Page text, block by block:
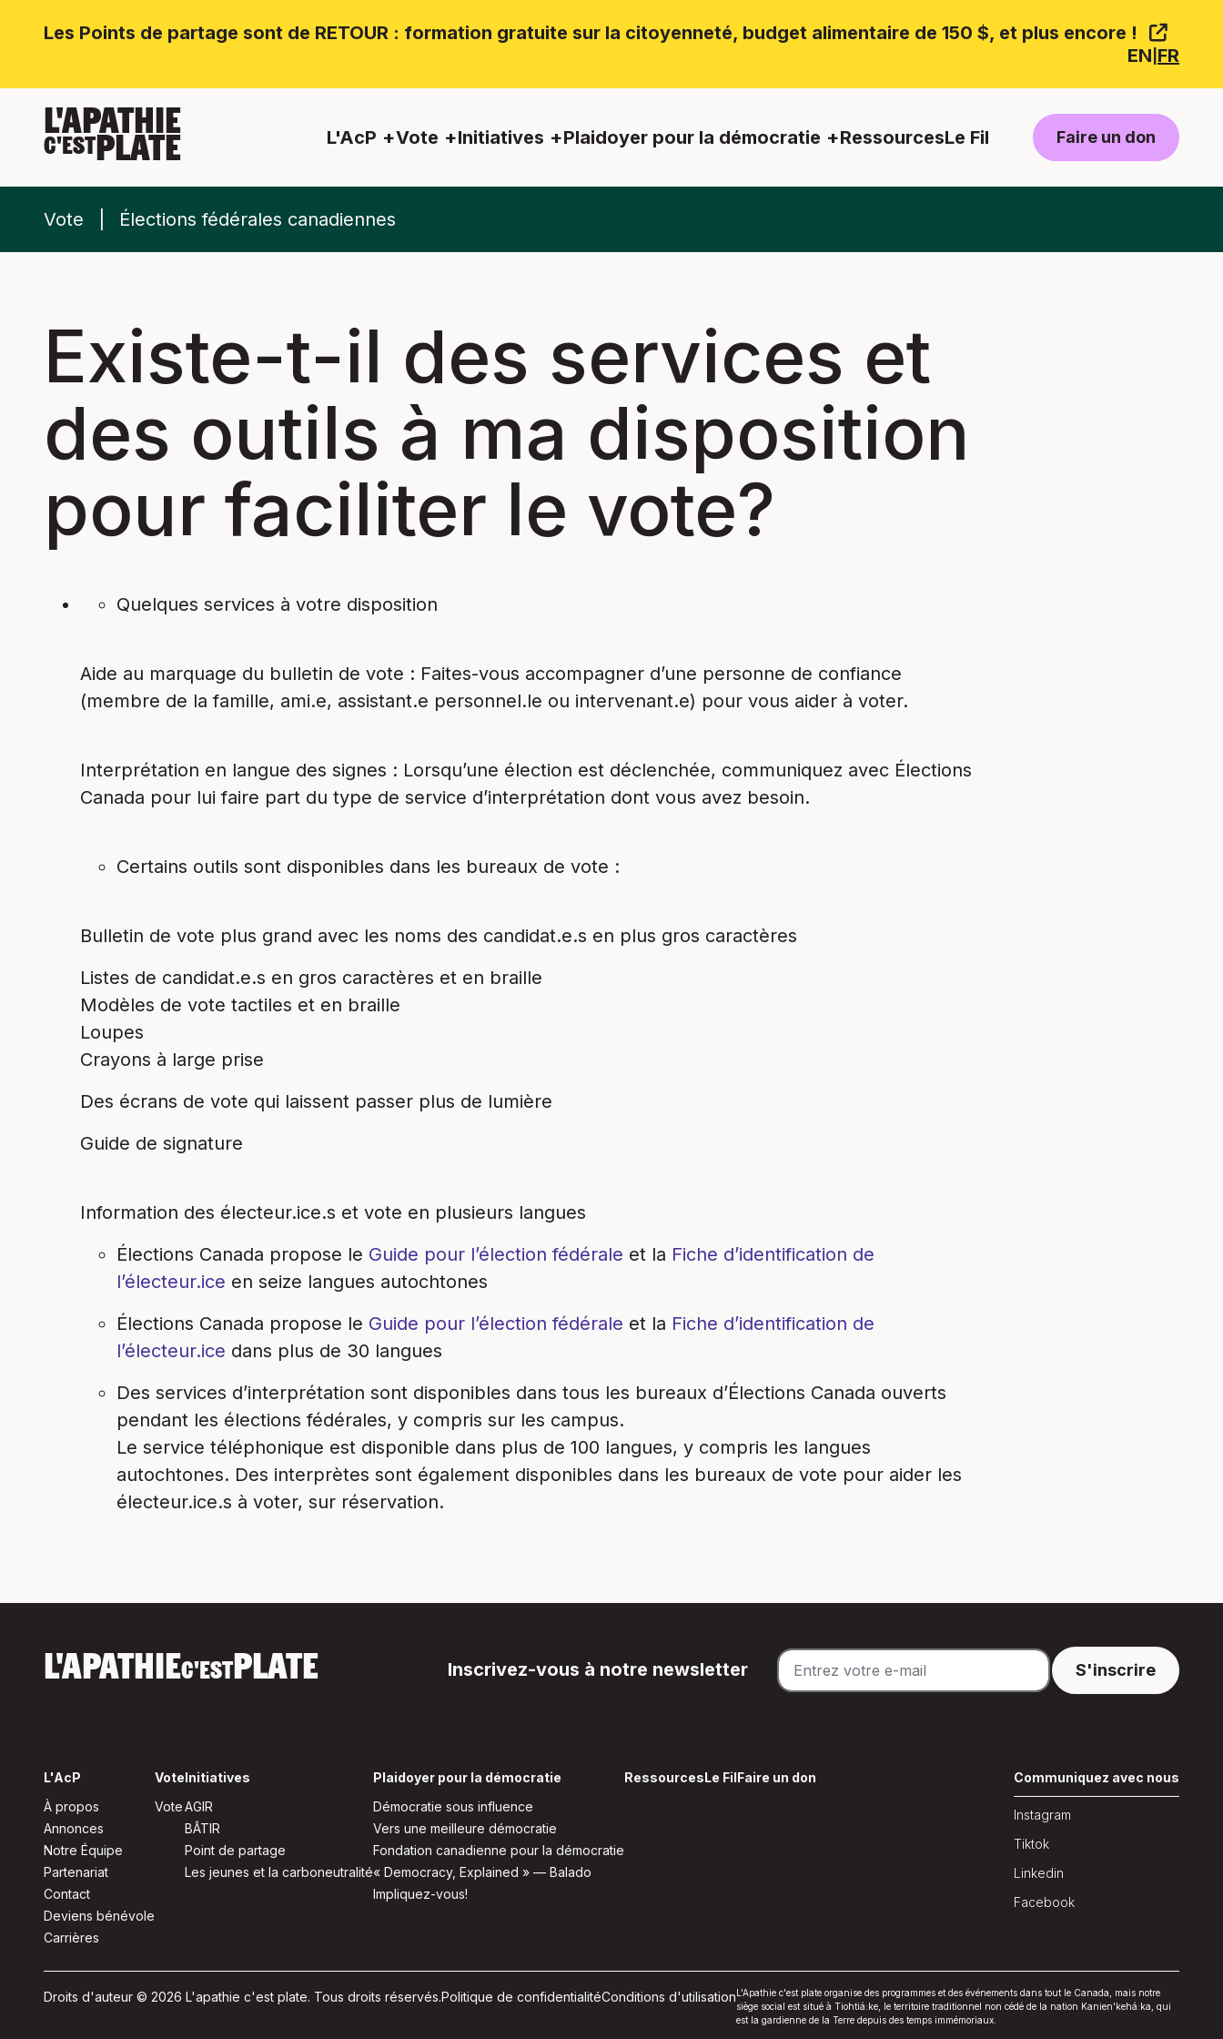
Les Points de partage sont de RETOUR : formation gratuite sur la citoyenneté, budget alimentaire de 150 $, et plus encore !
EN FR
L'APATHIE
C'ESTPLATE L'AcP Vote Initiatives Plaidoyer pour la démocratie RessourcesLe Fil Faire un don
Vote Élections fédérales canadiennes
Existe-t-il des services et
des outils à ma disposition
pour faciliter le vote?
Quelques services à votre disposition
Aide au marquage du bulletin de vote : Faites-vous accompagner d’une personne de confiance
(membre de la famille, ami.e, assistant.e personnel.le ou intervenant.e) pour vous aider à voter.
Interprétation en langue des signes : Lorsqu’une élection est déclenchée, communiquez avec Élections
Canada pour lui faire part du type de service d’interprétation dont vous avez besoin.
Certains outils sont disponibles dans les bureaux de vote :
Bulletin de vote plus grand avec les noms des candidat.e.s en plus gros caractères
Listes de candidat.e.s en gros caractères et en braille
Modèles de vote tactiles et en braille
Loupes
Crayons à large prise
Des écrans de vote qui laissent passer plus de lumière
Guide de signature
Information des électeur.ice.s et vote en plusieurs langues
Élections Canada propose le Guide pour l’élection fédérale et la Fiche d’identification de
l’électeur.ice en seize langues autochtones
Élections Canada propose le Guide pour l’élection fédérale et la Fiche d’identification de
l’électeur.ice dans plus de 30 langues
Des services d’interprétation sont disponibles dans tous les bureaux d’Élections Canada ouverts
pendant les élections fédérales, y compris sur les campus.
Le service téléphonique est disponible dans plus de 100 langues, y compris les langues
autochtones. Des interprètes sont également disponibles dans les bureaux de vote pour aider les
électeur.ice.s à voter, sur réservation.
L'APATHIEC'ESTPLATE Inscrivez-vous à notre newsletter
L'AcP
À propos
Annonces
Notre Équipe
Partenariat
Contact
Deviens bénévole
Carrières
Vote
Vote
Initiatives
AGIR
BÂTIR
Point de partage
Les jeunes et la carboneutralité
Plaidoyer pour la démocratie
Démocratie sous influence
Vers une meilleure démocratie
Fondation canadienne pour la démocratie
« Democracy, Explained » — Balado
Impliquez-vous!
RessourcesLe FilFaire un don Communiquez avec nous
Instagram
Tiktok
Linkedin
Facebook
Droits d'auteur © 2026 L'apathie c'est plate. Tous droits réservés.Politique de confidentialitéConditions d'utilisationL'Apathie c'est plate organise des programmes et des événements dans tout le Canada, mais notre
siège social est situé à Tiohtiá:ke, le territoire traditionnel non cédé de la nation Kanien'kehá:ka, qui
est la gardienne de la Terre depuis des temps immémoriaux.